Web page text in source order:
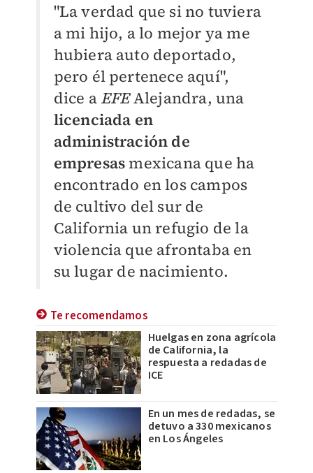
"La verdad que si no tuviera
a mi hijo, a lo mejor ya me
hubiera auto deportado,
pero él pertenece aquí",
dice a EFEAlejandra, una
licenciada en
administración de
empresasmexicana que ha
encontrado en los campos
de cultivo del sur de
California un refugio de la
violencia que afrontaba en
su lugar de nacimiento.
Te recomendamos
Huelgas en zona agrícola
de California, la
respuesta a redadas de
ICE
En un mes de redadas, se
detuvo a 330 mexicanos
en Los Ángeles